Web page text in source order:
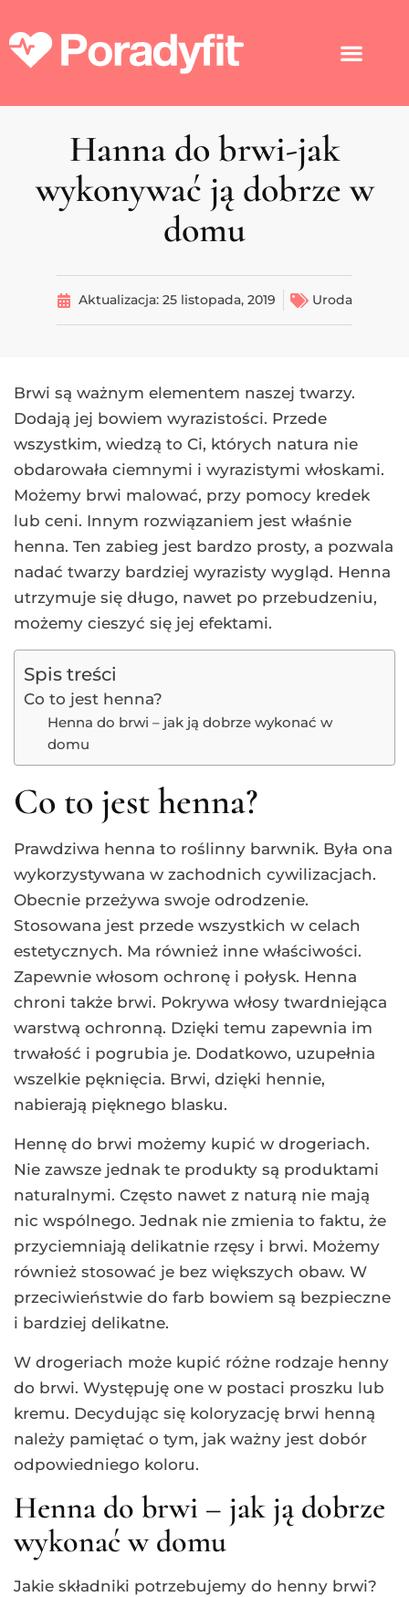
Hanna do brwi-jak
wykonywać ją dobrze w
domu
Aktualizacja: 25 listopada, 2019 Uroda
Brwi są ważnym elementem naszej twarzy.
Dodają jej bowiem wyrazistości. Przede
wszystkim, wiedzą to Ci, których natura nie
obdarowała ciemnymi i wyrazistymi włoskami.
Możemy brwi malować, przy pomocy kredek
lub ceni. Innym rozwiązaniem jest właśnie
henna. Ten zabieg jest bardzo prosty, a pozwala
nadać twarzy bardziej wyrazisty wygląd. Henna
utrzymuje się długo, nawet po przebudzeniu,
możemy cieszyć się jej efektami.
Spis treści
Co to jest henna?
Henna do brwi – jak ją dobrze wykonać w
domu
Co to jest henna?
Prawdziwa henna to roślinny barwnik. Była ona
wykorzystywana w zachodnich cywilizacjach.
Obecnie przeżywa swoje odrodzenie.
Stosowana jest przede wszystkich w celach
estetycznych. Ma również inne właściwości.
Zapewnie włosom ochronę i połysk. Henna
chroni także brwi. Pokrywa włosy twardniejąca
warstwą ochronną. Dzięki temu zapewnia im
trwałość i pogrubia je. Dodatkowo, uzupełnia
wszelkie pęknięcia. Brwi, dzięki hennie,
nabierają pięknego blasku.
Hennę do brwi możemy kupić w drogeriach.
Nie zawsze jednak te produkty są produktami
naturalnymi. Często nawet z naturą nie mają
nic wspólnego. Jednak nie zmienia to faktu, że
przyciemniają delikatnie rzęsy i brwi. Możemy
również stosować je bez większych obaw. W
przeciwieństwie do farb bowiem są bezpieczne
i bardziej delikatne.
W drogeriach może kupić różne rodzaje henny
do brwi. Występuję one w postaci proszku lub
kremu. Decydując się koloryzację brwi henną
należy pamiętać o tym, jak ważny jest dobór
odpowiedniego koloru.
Henna do brwi – jak ją dobrze
wykonać w domu
Jakie składniki potrzebujemy do henny brwi?